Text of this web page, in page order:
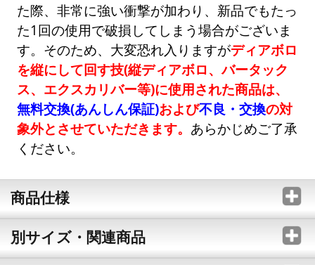
た際、非常に強い衝撃が加わり、新品でもたっ
た1回の使用で破損してしまう場合がございま
す。そのため、大変恐れ入りますがディアボロ
を縦にして回す技(縦ディアボロ、バータック
ス、エクスカリバー等)に使用された商品は、
無料交換(あんしん保証)および不良・交換の対
象外とさせていただきます。 あらかじめご了承
ください。
商品仕様
別サイズ・関連商品